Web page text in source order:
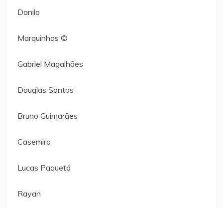
Danilo
Marquinhos ©
Gabriel Magalhães
Douglas Santos
Bruno Guimarães
Casemiro
Lucas Paquetá
Rayan